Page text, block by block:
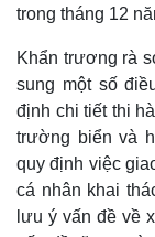
trong tháng 12
Khẩn trương rà
sung một số
định chi tiết thi
trường biển và
quy định việc
cá nhân khai
lưu ý vấn đề về